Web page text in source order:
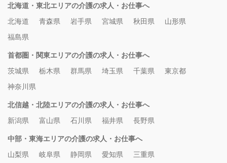
北海道・東北エリアの介護の求人・お仕事へ
北海道
青森県 岩手県 宮城県 秋田県
山形県
福島県
首都圏・関東エリアの介護の求人・お仕事へ
茨城県
栃木県 群馬県 埼玉県 千葉県
東京都
神奈川県
北信越・北陸エリアの介護の求人・お仕事へ
新潟県
富山県 石川県 福井県 長野県
中部・東海エリアの介護の求人・お仕事へ
山梨県
岐阜県 静岡県 愛知県 三重県